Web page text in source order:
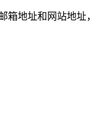
箱地址和网站地址，